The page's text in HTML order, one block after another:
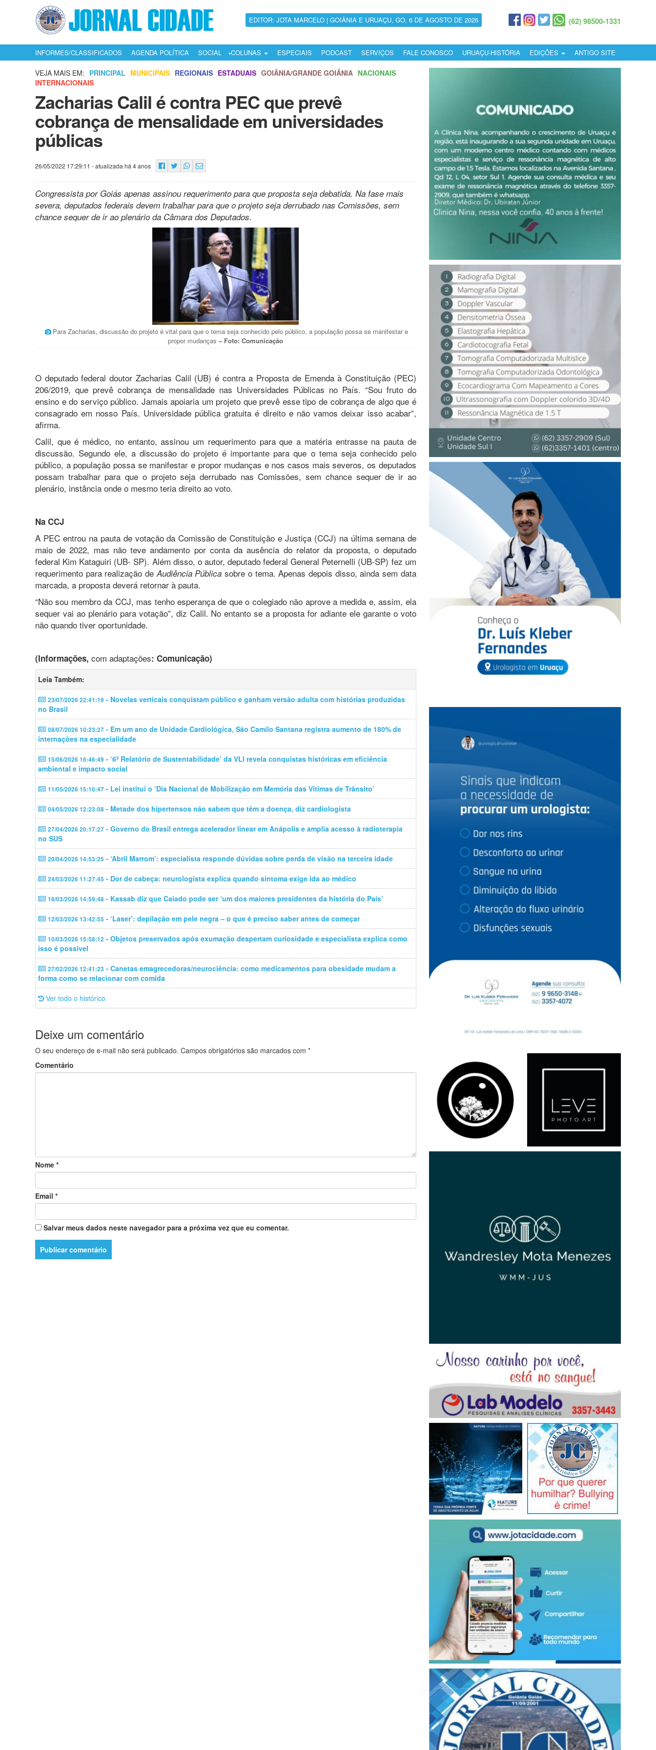
EDITOR: JOTA MARCELO | GOIÂNIA E URUAÇU, GO, 6 DE AGOSTO DE 2026 (62) 98500-1331
INFORMES/CLASSIFICADOS AGENDA POLÍTICA SOCIAL COLUNAS ESPECIAIS PODCAST SERVIÇOS FALE CONOSCO URUAÇU-HISTÓRIA EDIÇÕES ANTIGO SITE
VEJA MAIS EM: PRINCIPAL MUNICIPAIS REGIONAIS ESTADUAIS GOIÂNIA/GRANDE GOIÂNIA NACIONAIS
INTERNACIONAIS
Zacharias Calil é contra PEC que prevê
cobrança de mensalidade em universidades
públicas
26/05/2022 17:29:11 - atualizada há 4 anos
Congressista por Goiás apenas assinou requerimento para que proposta seja debatida. Na fase mais
severa, deputados federais devem trabalhar para que o projeto seja derrubado nas Comissões, sem
chance sequer de ir ao plenário da Câmara dos Deputados.
Para Zacharias, discussão do projeto é vital para que o tema seja conhecido pelo público, a população possa se manifestar e
propor mudanças– Foto: Comunicação
O deputado federal doutor Zacharias Calil (UB) é contra a Proposta de Emenda à Constituição (PEC)
206/2019, que prevê cobrança de mensalidade nas Universidades Públicas no País. “Sou fruto do
ensino e do serviço público. Jamais apoiaria um projeto que prevê esse tipo de cobrança de algo que é
consagrado em nosso País. Universidade pública gratuita é direito e não vamos deixar isso acabar”,
afirma.
Calil, que é médico, no entanto, assinou um requerimento para que a matéria entrasse na pauta de
discussão. Segundo ele, a discussão do projeto é importante para que o tema seja conhecido pelo
público, a população possa se manifestar e propor mudanças e nos casos mais severos, os deputados
possam trabalhar para que o projeto seja derrubado nas Comissões, sem chance sequer de ir ao
plenário, instância onde o mesmo teria direito ao voto.
Na CCJ
A PEC entrou na pauta de votação da Comissão de Constituição e Justiça (CCJ) na última semana de
maio de 2022, mas não teve andamento por conta da ausência do relator da proposta, o deputado
federal Kim Kataguiri (UB- SP). Além disso, o autor, deputado federal General Peternelli (UB-SP) fez um
requerimento para realização deAudiência Pública sobre o tema. Apenas depois disso, ainda sem data
marcada, a proposta deverá retornar à pauta.
“Não sou membro da CCJ, mas tenho esperança de que o colegiado não aprove a medida e, assim, ela
sequer vai ao plenário para votação”, diz Calil. No entanto se a proposta for adiante ele garante o voto
não quando tiver oportunidade.
(Informações, com adaptações: Comunicação)
Leia Também:
23/07/2026 22:41:19 - Novelas verticais conquistam público e ganham versão adulta com histórias produzidas
no Brasil
08/07/2026 10:23:27 - Em um ano de Unidade Cardiológica, São Camilo Santana registra aumento de 180% de
internações na especialidade
15/06/2026 16:46:49 - ‘6º Relatório de Sustentabilidade’ da VLI revela conquistas históricas em eficiência
ambiental e impacto social
11/05/2026 15:10:47 - Lei institui o ‘Dia Nacional de Mobilização em Memória das Vítimas de Trânsito’
04/05/2026 12:23:08 - Metade dos hipertensos não sabem que têm a doença, diz cardiologista
27/04/2026 20:17:27 - Governo do Brasil entrega acelerador linear em Anápolis e amplia acesso à radioterapia
no SUS
20/04/2026 14:53:25 - ‘Abril Marrom’: especialista responde dúvidas sobre perda de visão na terceira idade
24/03/2026 11:27:45 - Dor de cabeça: neurologista explica quando sintoma exige ida ao médico
16/03/2026 14:59:48 - Kassab diz que Caiado pode ser ‘um dos maiores presidentes da história do País’
12/03/2026 13:42:55 - ‘Laser’: depilação em pele negra – o que é preciso saber antes de começar
10/03/2026 15:58:12 - Objetos preservados após exumação despertam curiosidade e especialista explica como
isso é possível
27/02/2026 12:41:23 - Canetas emagrecedoras/neurociência: como medicamentos para obesidade mudam a
forma como se relacionar com comida
Ver todo o histórico
Deixe um comentário
O seu endereço de e-mail não será publicado. Campos obrigatórios são marcados com *
Comentário
Nome *
Email *
Salvar meus dados neste navegador para a próxima vez que eu comentar.